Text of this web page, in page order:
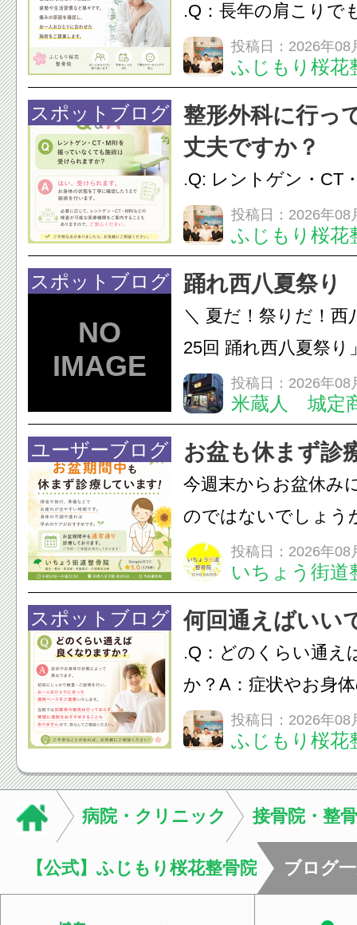
.Q：長年の肩こりで
か？A：はい、お任
性的な肩こりの原因
慣など様々です。痛
し、お一人おひとり
をご提案します。.#
投稿日：2026年08
ふじもり桜花
スポットブログ
整形外科に行っ
丈夫ですか？
.Q: レントゲン・CT
いなくても施術は受
A: はい、受けられま
態を丁寧に確認した
います。必要に応じ
ン・CT・MRIなどの
投稿日：2026年08
ふじもり桜花
スポットブログ 踊れ西八夏祭り
＼ 夏だ！祭りだ！西
25回 踊れ西八夏祭
てくる！ 伝統の【阿
情熱の【よさこいソ
結！数多くの団体が
店街を舞台に最高の
投稿日：2026年08
米蔵人 城定
ユーザーブログ お盆も休まず診
今週末からお盆休み
のではないでしょう
長時間の運転などで
痛・足の疲れが出や
いちょう街道整骨院
も通常通り診療して
みの...
投稿日：2026年08
いちょう街道
スポットブログ 何回通えばいい
.Q：どのくらい通え
か？A：症状やお身
異なります。初回に
ご説明を行い、お一
った通院ペースをご
す。当院では回数券
投稿日：2026年08
ふじもり桜花
病院・クリニック 接骨院・整
【公式】ふじもり桜花整骨院 ブログ